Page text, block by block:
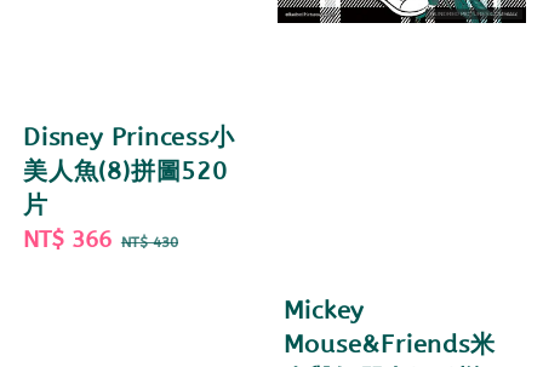
Disney Princess小
美人魚(8)拼圖520
片
Sale
NT$ 366 Regular
NT$ 430
Mickey
Mouse&Friends米